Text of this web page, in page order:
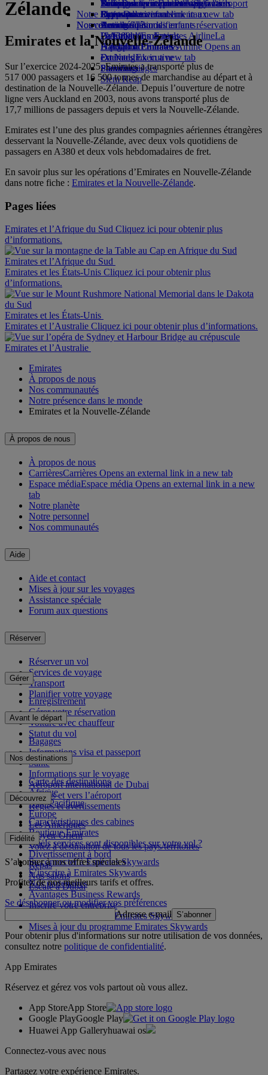
Parking à l'aéroportParking à l'aéroport
Opens an external link in a new tab
Boissons
Notre flotte
Boeing 777
L’A380 d’Emirates
L’A350 d’Emirates
Emirates Executive
Plan des sièges
Divertissements pour les enfants
Jouets pour enfants
Activités pour les enfants
Politique environnementale
Rapports environnementaux
Nos communautés
La Fondation Emirates AirlineLa
Fondation Emirates Airline Opens an
external link in a new tab
Parrainages
Nice-Dubai
Lyon-Dubai
Nouvelles destinations
Helsinki
Hangzhou
Da Nang
Shenzhen
Siem Reap
Se connecter à Emirates Skywards
Skywards+
Téléphone portable et l'application
Emirates
Annuler ou modifier une réservation
Perturbations de vols
À propos d’Emirates
Zélande
Emirates et la Nouvelle-Zélande
Sur l’exercice 2024-2025, Emirates a transporté plus de
517 000 passagers et 16 500 tonnes de marchandise au départ et à
destination de la Nouvelle-Zélande. Depuis l’ouverture de notre
ligne vers Auckland en 2003, nous avons transporté plus de
17,7 millions de passagers depuis et vers la Nouvelle-Zélande.
Emirates est l’une des plus grandes compagnies aériennes étrangères
desservant la Nouvelle-Zélande, avec deux vols quotidiens de
passagers en A380 et deux vols hebdomadaires de fret.
En savoir plus sur les opérations d’Emirates en Nouvelle-Zélande
dans notre fiche : Emirates et la Nouvelle-Zélande.
Pages liées
Emirates et l’Afrique du Sud Cliquez ici pour obtenir plus
d’informations.
Emirates et l’Afrique du Sud
Emirates et les États-Unis Cliquez ici pour obtenir plus
d’informations.
Emirates et les États-Unis
Emirates et l’Australie Cliquez ici pour obtenir plus d’informations.
Emirates et l’Australie
Emirates
À propos de nous
Nos communautés
Notre présence dans le monde
Emirates et la Nouvelle-Zélande
À propos de nous
À propos de nous
CarrièresCarrières Opens an external link in a new tab
Espace médiaEspace média Opens an external link in a new
tab
Notre planète
Notre personnel
Nos communautés
Aide
Aide et contact
Mises à jour sur les voyages
Assistance spéciale
Forum aux questions
Réserver
Réserver un vol
Services de voyage
Transport
Planifier votre voyage
Gérer
Enregistrement
Gérer votre réservation
Voiture avec chauffeur
Statut du vol
Avant le départ
Bagages
Informations visa et passeport
Santé
Informations sur le voyage
Aéroport international de Dubai
Depuis et vers l’aéroport
Règles et avertissements
Nos destinations
Carte des destinations
Afrique
Asie-Pacifique
Europe
Les Amériques
Moyen-Orient
Volez à destination de tous les pays/territoires
Découvrez
Caractéristiques des cabines
Boutique Emirates
Quels services sont disponibles sur votre vol ?
Divertissement à bord
Repas
Nos salons
Escale à Dubai
Fidélité
Se connecter à Emirates Skywards
S’inscrire à Emirates Skywards
Nos partenaires
Avantages Business Rewards
Inscrire votre entreprise
Règles du programme Emirates Skywards
Mises à jour du programme Emirates Skywards
S’abonner à nos offres spéciales
Profitez de nos meilleurs tarifs et offres.
Se désabonner ou modifier vos préférences
Adresse e-mail S’abonner
Pour obtenir plus d'informations sur notre utilisation de vos données,
consultez notre politique de confidentialité.
App Emirates
Réservez et gérez vos vols partout où vous allez.
App StoreApp Store
Google PlayGoogle Play
Huawei App Galleryhuawai os
Connectez-vous avec nous
Partagez votre expérience Emirates.